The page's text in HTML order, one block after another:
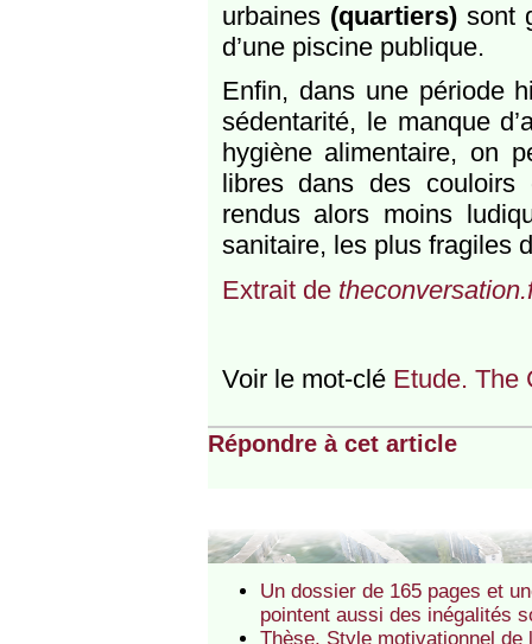
urbaines (quartiers)sont
d’une piscine publique.
Enfin, dans une période
sédentarité, le manque
hygiène alimentaire, on
libres dans des couloirs
rendus alors moins
sanitaire, les plus fragiles
Extrait de
Voir le mot-clé Etude. The
Répondre à cet article
Un dossier de 165 pages et
pointent aussi des inégalités
Thèse. Style motivationnel de